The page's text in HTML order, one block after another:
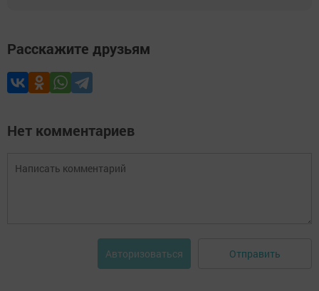
Расскажите друзьям
Нет комментариев
Авторизоваться Отправить